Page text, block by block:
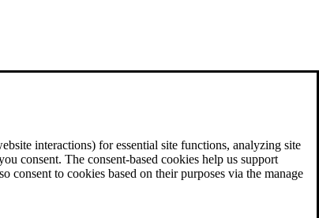
interactions) for essential site functions, analyzing site
consent. The consent-based cookies help us support
to cookies based on their purposes via the manage